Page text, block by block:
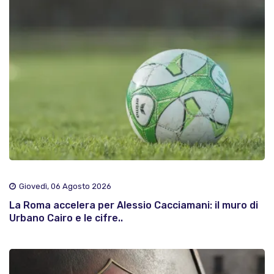
Giovedì, 06 Agosto 2026
La Roma accelera per Alessio Cacciamani: il muro di
Urbano Cairo e le cifre..